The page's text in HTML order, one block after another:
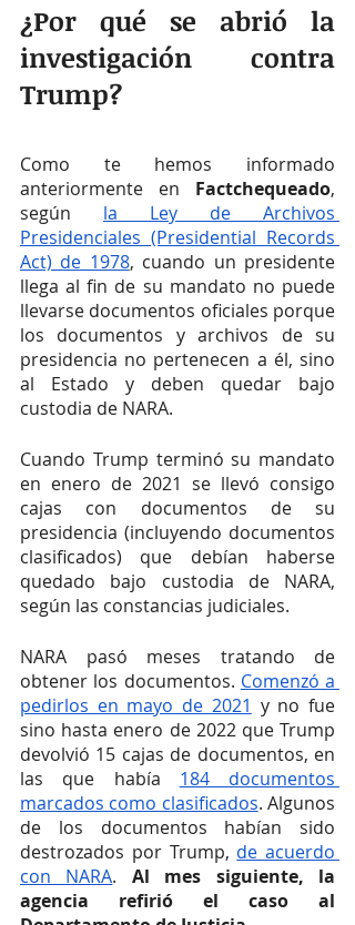
¿Por qué se abrió la
investigación contra
Trump?
Como te hemos informado
anteriormente en Factchequeado,
según la Ley de Archivos
Presidenciales (Presidential Records
Act) de 1978, cuando un presidente
llega al fin de su mandato no puede
llevarse documentos oficiales porque
los documentos y archivos de su
presidencia no pertenecen a él, sino
al Estado y deben quedar bajo
custodia de NARA.
Cuando Trump terminó su mandato
en enero de 2021 se llevó consigo
cajas con documentos de su
presidencia (incluyendo documentos
clasificados) que debían haberse
quedado bajo custodia de NARA,
según las constancias judiciales.
NARA pasó meses tratando de
obtener los documentos. Comenzó a
pedirlos en mayo de 2021 y no fue
sino hasta enero de 2022 que Trump
devolvió 15 cajas de documentos, en
las que había 184 documentos
marcados como clasificados. Algunos
de los documentos habían sido
destrozados por Trump, de acuerdo
con NARA. Al mes siguiente, la
agencia refirió el caso al